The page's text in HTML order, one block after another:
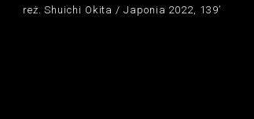
reż. Shuichi Okita / Japonia 2022, 139’